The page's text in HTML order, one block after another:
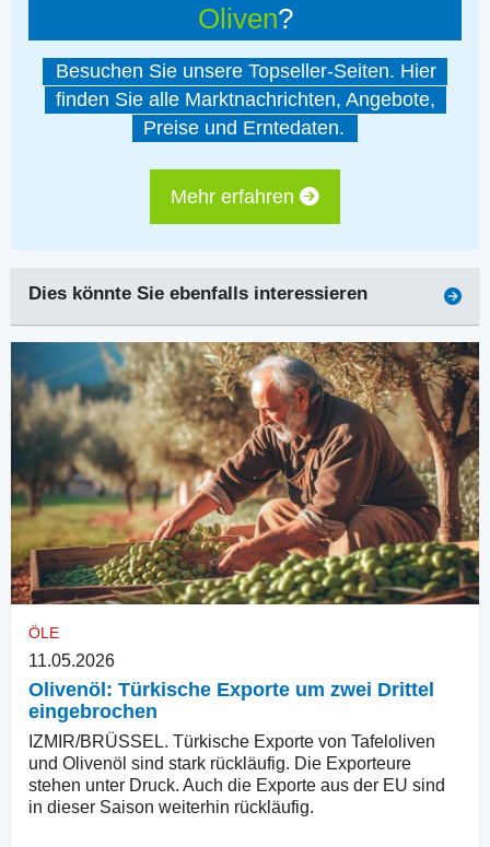
Oliven?
Besuchen Sie unsere Topseller-Seiten. Hier
finden Sie alle Marktnachrichten, Angebote,
Preise und Erntedaten.
Mehr erfahren
Dies könnte Sie ebenfalls interessieren
ÖLE
11.05.2026
Olivenöl: Türkische Exporte um zwei Drittel
eingebrochen
IZMIR/BRÜSSEL. Türkische Exporte von Tafeloliven
und Olivenöl sind stark rückläufig. Die Exporteure
stehen unter Druck. Auch die Exporte aus der EU sind
in dieser Saison weiterhin rückläufig.